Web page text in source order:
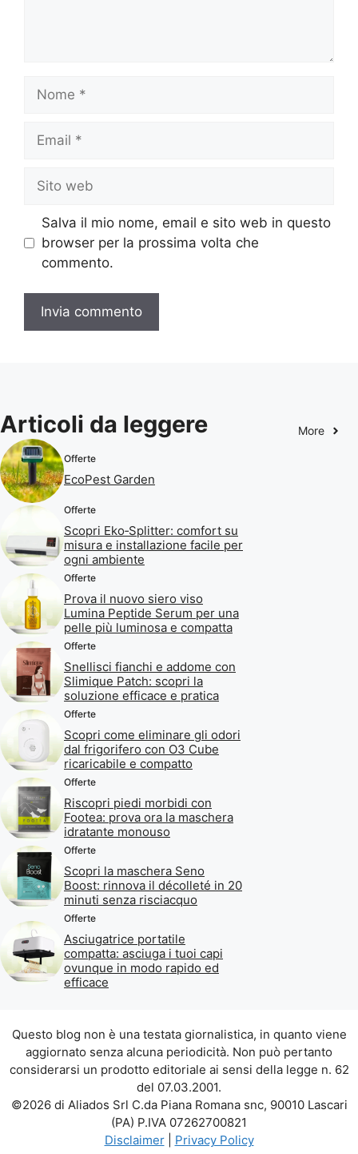
web
Salva il mio nome, email e sito web in questo
browser per la prossima volta che
commento.
Articoli da leggere More
Offerte
EcoPest Garden
Offerte
Scopri Eko‑Splitter: comfort su
misura e installazione facile per
ogni ambiente
Offerte
Prova il nuovo siero viso
Lumina Peptide Serum per una
pelle più luminosa e compatta
Offerte
Snellisci fianchi e addome con
Slimique Patch: scopri la
soluzione efficace e pratica
Offerte
Scopri come eliminare gli odori
dal frigorifero con O3 Cube
ricaricabile e compatto
Offerte
Riscopri piedi morbidi con
Footea: prova ora la maschera
idratante monouso
Offerte
Scopri la maschera Seno
Boost: rinnova il décolleté in 20
minuti senza risciacquo
Offerte
Asciugatrice portatile
compatta: asciuga i tuoi capi
ovunque in modo rapido ed
efficace
Questo blog non è una testata giornalistica, in quanto viene
aggiornato senza alcuna periodicità. Non può pertanto
considerarsi un prodotto editoriale ai sensi della legge n. 62
del 07.03.2001.
©2026 di Aliados Srl C.da Piana Romana snc, 90010 Lascari
(PA) P.IVA 07262700821
Disclaimer| Privacy Policy